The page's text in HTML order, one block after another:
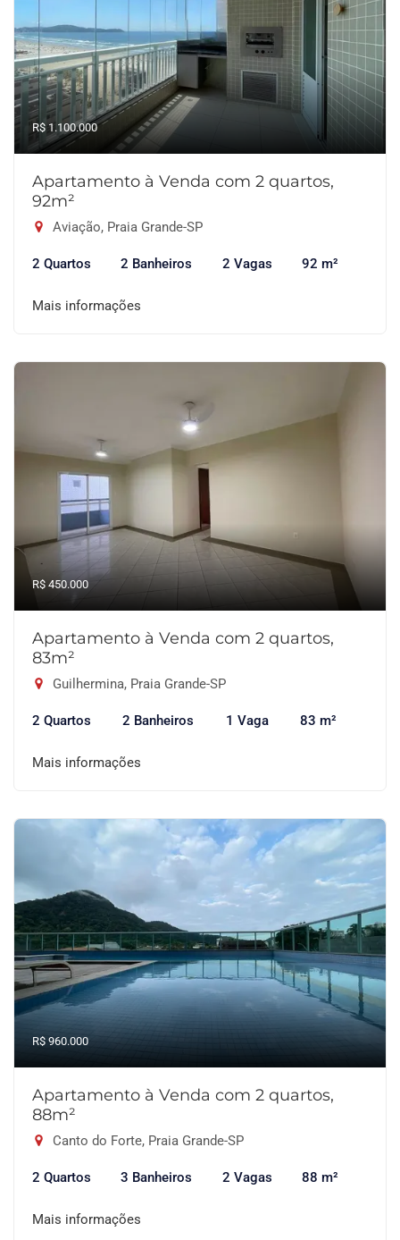
R$ 1.100.000
Apartamento à Venda com 2 quartos,
92m²
Aviação, Praia Grande-SP
2 Quartos 2 Banheiros 2 Vagas 92 m²
Mais informações
R$ 450.000
Apartamento à Venda com 2 quartos,
83m²
Guilhermina, Praia Grande-SP
2 Quartos 2 Banheiros 1 Vaga 83 m²
Mais informações
R$ 960.000
Apartamento à Venda com 2 quartos,
88m²
Canto do Forte, Praia Grande-SP
2 Quartos 3 Banheiros 2 Vagas 88 m²
Mais informações